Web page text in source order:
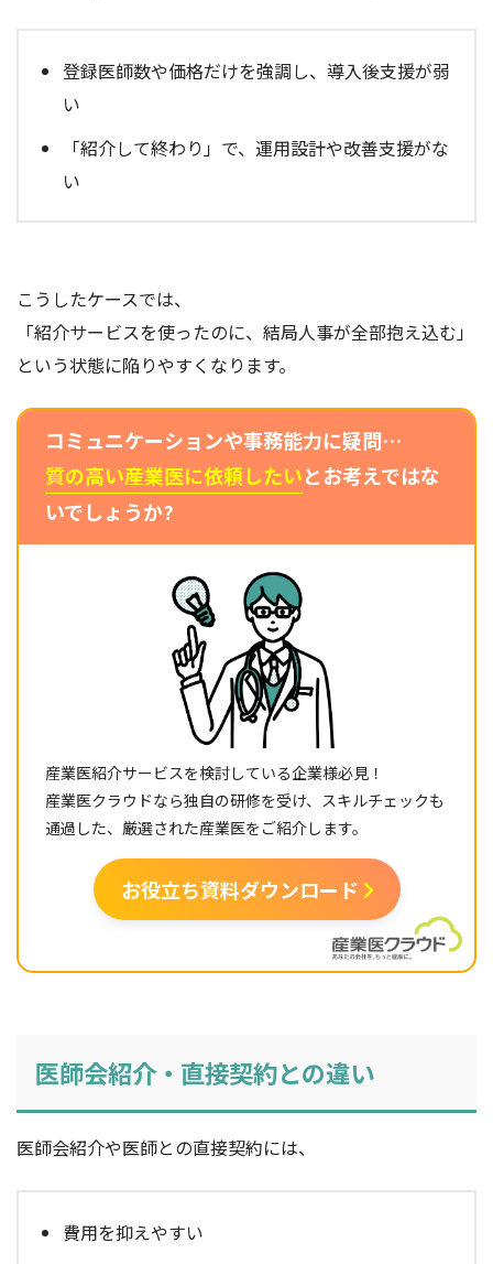
登録医師数や価格だけを強調し、導入後支援が弱
い
「紹介して終わり」で、運用設計や改善支援がな
い
こうしたケースでは、
「紹介サービスを使ったのに、結局人事が全部抱え込む」
という状態に陥りやすくなります。
コミュニケーションや事務能力に疑問…
質の高い産業医に依頼したいとお考えではな
いでしょうか?
産業医紹介サービスを検討している企業様必見！
産業医クラウドなら独自の研修を受け、スキルチェックも
通過した、厳選された産業医をご紹介します。
お役立ち資料ダウンロード
医師会紹介・直接契約との違い
医師会紹介や医師との直接契約には、
費用を抑えやすい